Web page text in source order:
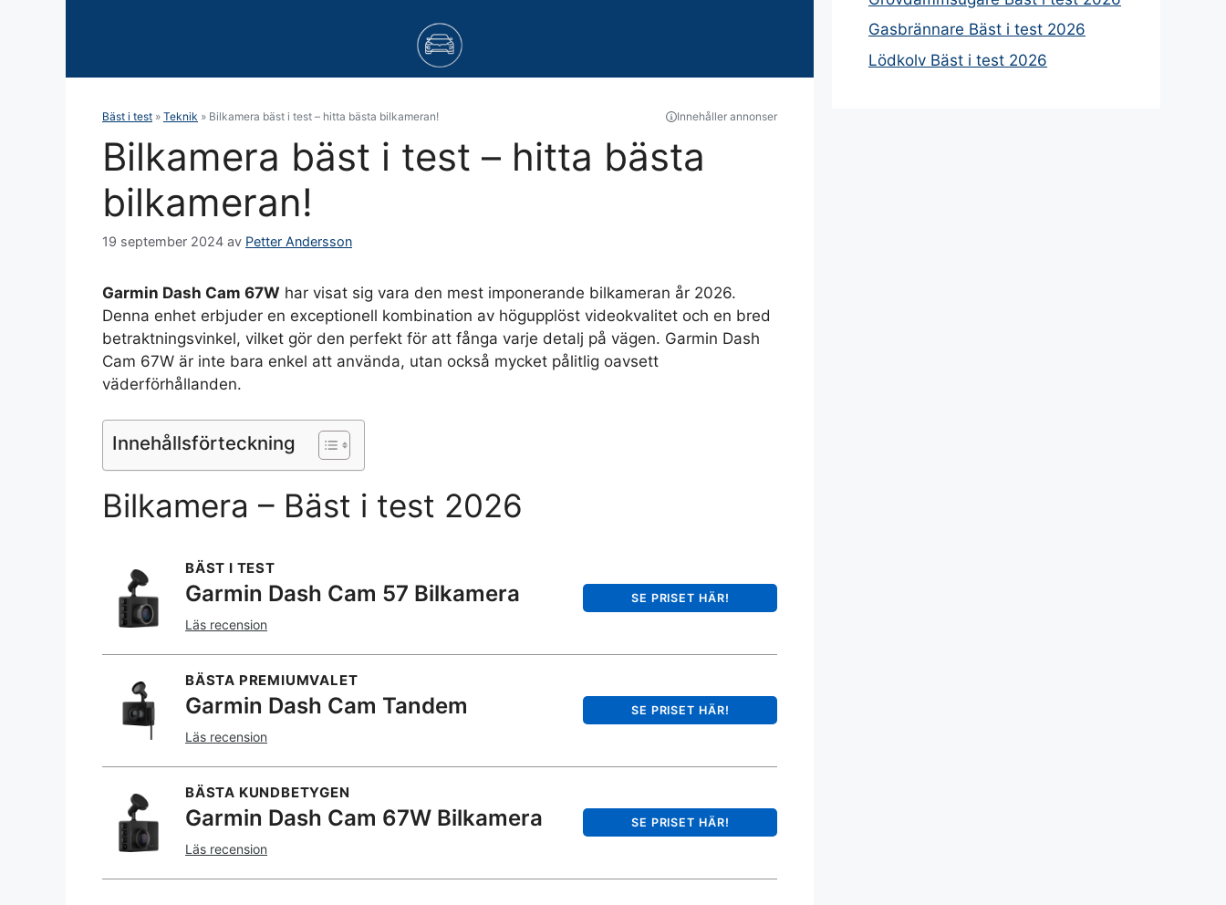
Bäst i test » Teknik » Bilkamera bäst i test – hitta bästa bilkameran! Innehåller annonser
Bilkamera bäst i test – hitta bästa
bilkameran!
19 september 2024 av Petter Andersson
Garmin Dash Cam 67W har visat sig vara den mest imponerande bilkameran år 2026.
Denna enhet erbjuder en exceptionell kombination av högupplöst videokvalitet och en bred
betraktningsvinkel, vilket gör den perfekt för att fånga varje detalj på vägen. Garmin Dash
Cam 67W är inte bara enkel att använda, utan också mycket pålitlig oavsett
väderförhållanden.
Innehållsförteckning
Bilkamera – Bäst i test 2026
BÄST I TEST
Garmin Dash Cam 57 Bilkamera SE PRISET HÄR!
Läs recension
BÄSTA PREMIUMVALET
Garmin Dash Cam Tandem SE PRISET HÄR!
Läs recension
BÄSTA KUNDBETYGEN
Garmin Dash Cam 67W Bilkamera SE PRISET HÄR!
Läs recension
Gasbrännare Bäst i test 2026
Lödkolv Bäst i test 2026